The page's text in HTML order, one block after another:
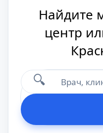
Найдите
центр
🔍